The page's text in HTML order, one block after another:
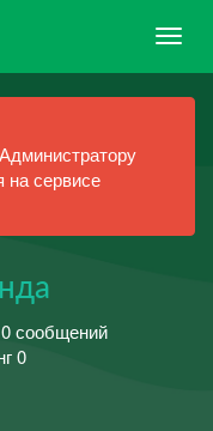
на сервисе
0 сообщений
0